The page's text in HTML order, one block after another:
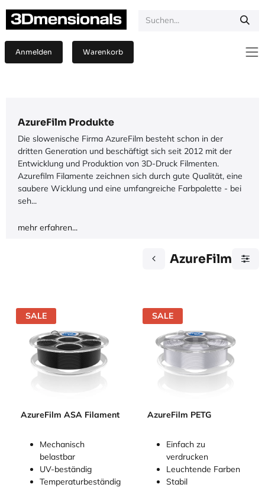
Anmelden Warenkorb
AzureFilm Produkte
Die slowenische Firma AzureFilm besteht schon in der
dritten Generation und beschäftigt sich seit 2012 mit der
Entwicklung und Produktion von 3D-Druck Filmenten.
Azurefilm Filamente zeichnen sich durch gute Qualität, eine
saubere Wicklung und eine umfangreiche Farbpalette - bei
seh...
mehr erfahren...
AzureFilm
SALE
AzureFilm ASA Filament
Mechanisch
belastbar
UV-beständig
Temperaturbeständig
SALE
AzureFilm PETG
Einfach zu
verdrucken
Leuchtende Farben
Stabil